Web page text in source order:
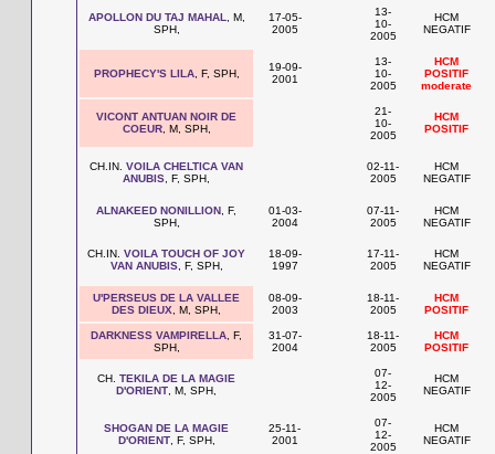
APOLLON DU TAJ MAHAL
, M,
SPH,
17-05-
2005
13-
10-
2005
HCM
NEGATIF
PROPHECY'S LILA, F, SPH,
19-09-
2001
13-
10-
2005
HCM
POSITIF
moderate
VICONT ANTUAN NOIR DE
COEUR, M, SPH,
21-
10-
2005
HCM
POSITIF
CH.IN. VOILA CHELTICA VAN
ANUBIS , F, SPH,
02-11-
2005
HCM
NEGATIF
ALNAKEED NONILLION , F,
SPH,
01-03-
2004
07-11-
2005
HCM
NEGATIF
CH.IN. VOILA TOUCH OF JOY
VAN ANUBIS, F, SPH,
18-09-
1997
17-11-
2005
HCM
NEGATIF
U'PERSEUS DE LA VALLEE
DES DIEUX , M, SPH,
08-09-
2003
18-11-
2005
HCM
POSITIF
DARKNESS VAMPIRELLA , F,
SPH,
31-07-
2004
18-11-
2005
HCM
POSITIF
CH. TEKILA DE LA MAGIE
D'ORIENT , M, SPH,
07-
12-
2005
HCM
NEGATIF
SHOGAN DE LA MAGIE
D'ORIENT, F, SPH,
25-11-
2001
07-
12-
2005
HCM
NEGATIF